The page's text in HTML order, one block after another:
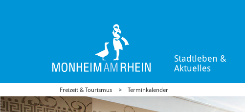
Stadtleben &
Aktuelles
Freizeit & Tourismus Terminkalender